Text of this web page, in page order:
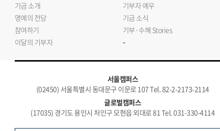
기금 소개
기부자 예우
명예의 전당
기금 소식
참여하기
기부·수혜 Stories
이달의 기부자
-
서울캠퍼스
(02450) 서울특별시 동대문구 이문로 107 Tel. 82-2-2173-2114
글로벌캠퍼스
(17035) 경기도 용인시 처인구 모현읍 외대로 81 Tel. 031-330-4114